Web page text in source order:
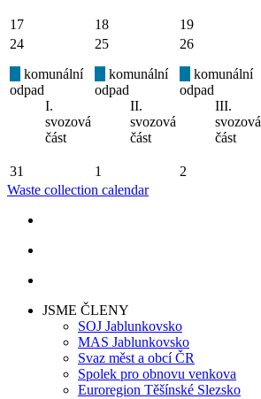
17 18 19
24
komunální
odpad
I.
svozová
část
25
komunální
odpad
II.
svozová
část
26
komunální
odpad
III.
svozová
část
31 1 2
Waste collection calendar
JSME ČLENY
SOJ Jablunkovsko
MAS Jablunkovsko
Svaz měst a obcí ČR
Spolek pro obnovu venkova
Euroregion Těšínské Slezsko